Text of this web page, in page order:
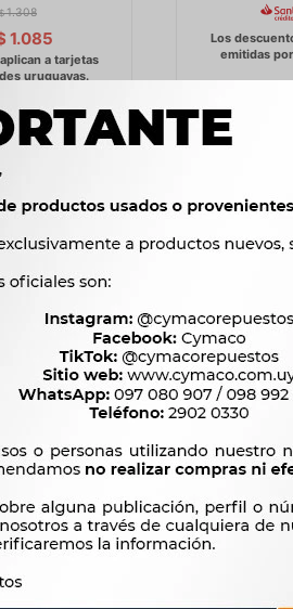
$ 1.308
1.085
VOLVO 740 940
ZEN
$ 2.374
$1.969
ARRANQUE
N VALEO
$